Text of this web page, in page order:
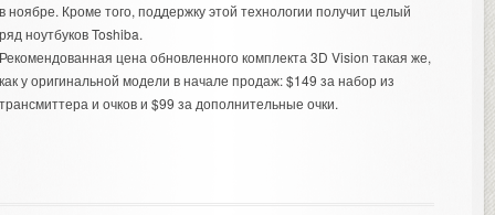
ноябре. Кроме того, поддержку этой технологии получит целый
ноутбуков Toshiba.
цена обновленного комплекта 3D Vision такая же,
у оригинальной модели в начале продаж: $149 за набор из
и очков и $99 за дополнительные очки.